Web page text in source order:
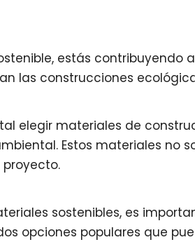
estás
las construcciones
elegir materiales de
Estos materiales no
sostenibles, es
opciones populares que